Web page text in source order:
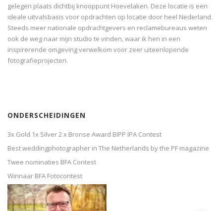
gelegen plaats dichtbij knooppunt Hoevelaken. Deze locatie is een
ideale uitvalsbasis voor opdrachten op locatie door heel Nederland.
Steeds meer nationale opdrachtgevers en reclamebureaus weten
ook de weg naar mijn studio te vinden, waar ik hen in een
inspirerende omgeving verwelkom voor zeer uiteenlopende
fotografieprojecten.
ONDERSCHEIDINGEN
3x Gold 1x Silver 2 x Bronse Award BIPP IPA Contest
Best weddingphotographer in The Netherlands by the PF magazine
Twee nominaties BFA Contest
Winnaar BFA Fotocontest